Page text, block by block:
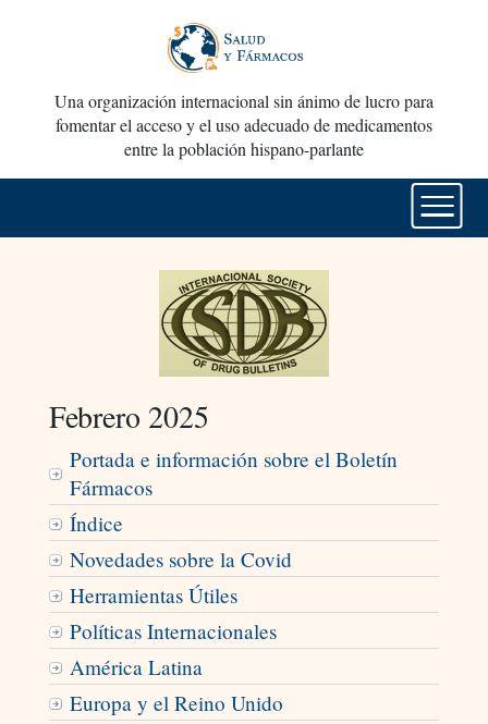
Una organización internacional sin ánimo de lucro para
fomentar el acceso y el uso adecuado de medicamentos
entre la población hispano-parlante
Febrero 2025
Portada e información sobre el Boletín
Fármacos
Índice
Novedades sobre la Covid
Herramientas Útiles
Políticas Internacionales
América Latina
Europa y el Reino Unido